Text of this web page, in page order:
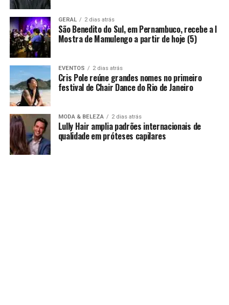
GERAL 2 dias atrás
São Benedito do Sul, em Pernambuco, recebe a I
Mostra de Mamulengo a partir de hoje (5)
EVENTOS 2 dias atrás
Cris Pole reúne grandes nomes no primeiro
festival de Chair Dance do Rio de Janeiro
MODA & BELEZA 2 dias atrás
Lully Hair amplia padrões internacionais de
qualidade em próteses capilares